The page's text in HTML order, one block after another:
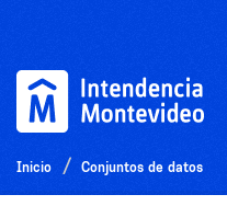
Inicio Conjuntos de datos